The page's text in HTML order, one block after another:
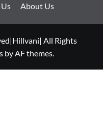
About Us
All Rights
by AF themes.